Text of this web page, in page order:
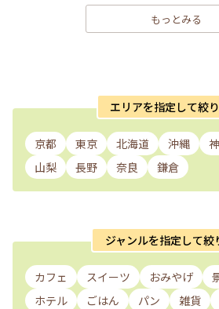
もっとみる
エリアを指定して絞
京都 東京 北海道 沖縄
山梨
長野 奈良 鎌倉
ジャンルを指定して絞
カフェ スイーツ おみやげ
ホテル
ごはん パン 雑貨